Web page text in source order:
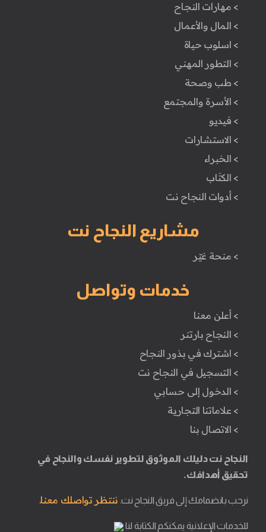
> مهارات النجاح
> المال والأعمال
> اسلوب حياة
> التطور المهني
> طب وصحة
> الأسرة والمجتمع
> فيديو
> الاستشارات
> الخبراء
> الكتَاب
> أدوات النجاح نت
مشاريع النجاح نت
> منحة غيّر
خدمات وتواصل
> أعلن معنا
> النجاح بارتنر
> اشترك في بذور النجاح
> التسجيل في النجاح نت
> الدخول إلى حسابي
> علاماتنا التجارية
> الاتصال بنا
النجاح نت دليلك الموثوق لتطوير نفسك والنجاح في
تحقيق أهدافك.
نرحب بانضمامك إلى فريق النجاح نت. ننتظر تواصلك معنا.
للخدمات الإعلانية يمكنكم الكتابة لنا